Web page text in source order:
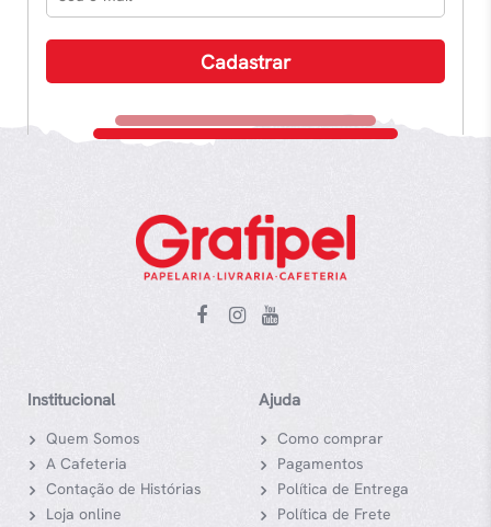
Institucional
Quem Somos
A Cafeteria
Contação de Histórias
Loja online
Ajuda
Como comprar
Pagamentos
Política de Entrega
Política de Frete